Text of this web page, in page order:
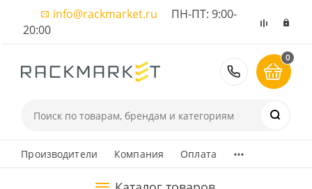
info@rackmarket.ru ПН-ПТ: 9:00-
20:00
8 (495)
0
Производители Компания Оплата ...